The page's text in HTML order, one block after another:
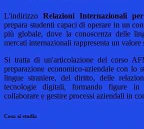
L'indirizzo Relazioni Internazionali
prepara studenti capaci di operare in un
più globale, dove la conoscenza delle
mercati internazionali rappresenta un valore
Si tratta di un'articolazione del corso
preparazione economico-aziendale con lo
lingue straniere, del diritto, delle
tecnologie digitali, formando figure in
collaborare e gestire processi aziendali in
Cosa si studia